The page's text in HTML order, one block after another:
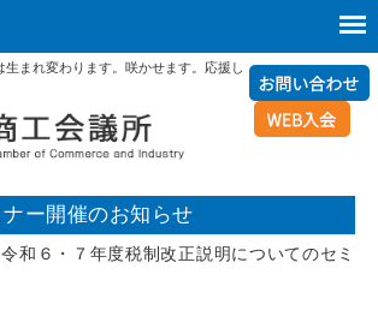
まれ変わります。咲かせます。応援し
ー開催のお知らせ
和６・７年度税制改正説明についてのセミ